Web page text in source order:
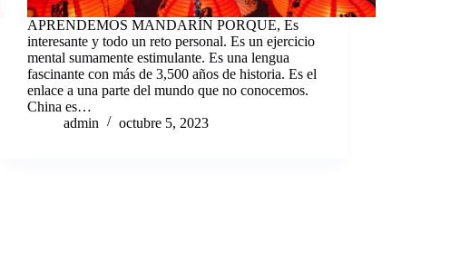
APRENDEMOS MANDARÍN PORQUE, Es
interesante y todo un reto personal. Es un ejercicio
mental sumamente estimulante. Es una lengua
fascinante con más de 3,500 años de historia. Es el
enlace a una parte del mundo que no conocemos.
China es…
admin
octubre 5, 2023